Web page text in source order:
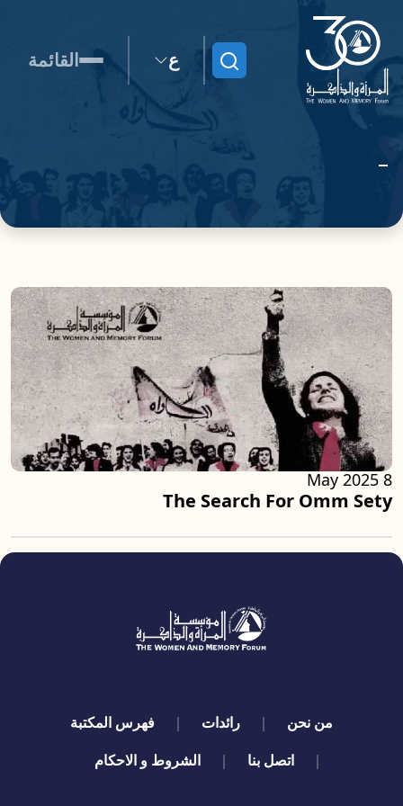
ابحث ع القائمة
The Search For Omm Sety
8 May 2025
quick links
من نحن رائدات
فهرس المكتبة
اتصل بنا
الشروط و الاحكام